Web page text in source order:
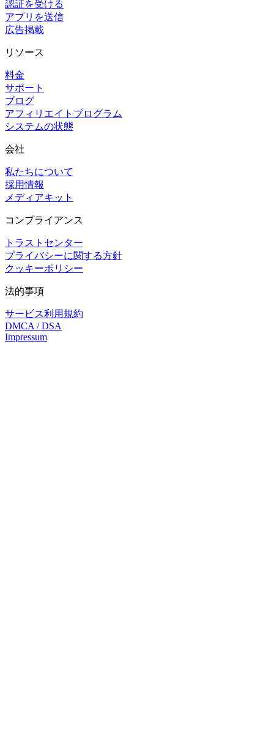
認証を受ける
アプリを送信
広告掲載
リソース
料金
サポート
ブログ
アフィリエイトプログラム
システムの状態
会社
私たちについて
採用情報
メディアキット
コンプライアンス
トラストセンター
プライバシーに関する方針
クッキーポリシー
法的事項
サービス利用規約
DMCA / DSA
Impressum